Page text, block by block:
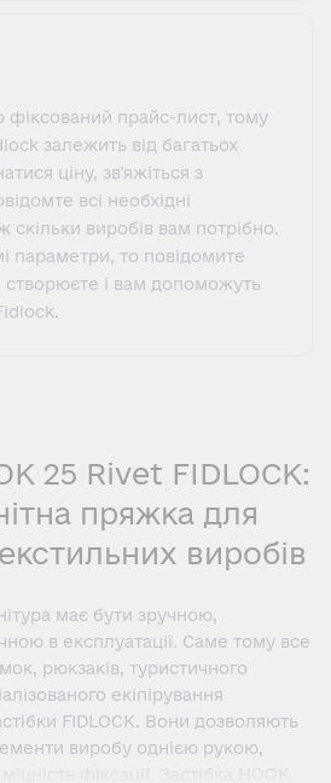
прайс-лист, тому
залежить від багатьох
ціну, зв'яжіться з
всі необхідні
скільки виробів вам потрібно.
параметри, то повідомите
і вам допоможуть
25 Rivet FIDLOCK:
пряжка для
виробів
має бути зручною,
в експлуатації. Саме тому все
рюкзаків, туристичного
екіпірування
FIDLOCK. Вони дозволяють
виробу однією рукою,